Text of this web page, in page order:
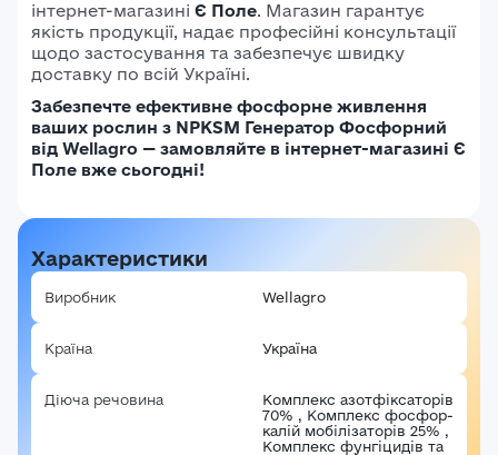
інтернет-магазині Є Поле. Магазин гарантує
якість продукції, надає професійні консультації
щодо застосування та забезпечує швидку
доставку по всій Україні.​
Забезпечте ефективне фосфорне живлення
ваших рослин з NPKSM Генератор Фосфорний
від Wellagro — замовляйте в інтернет-магазині Є
Поле вже сьогодні!
Характеристики
Виробник Wellagro
Країна Україна
Діюча речовина
Комплекс азотфіксаторів
70% , Комплекс фосфор-
калій мобілізаторів 25% ,
Комплекс фунгіцидів та